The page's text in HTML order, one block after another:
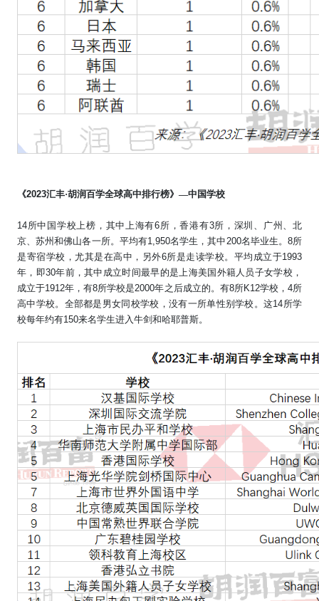
《2023汇丰·胡润百学全球高中排行榜》—中国学校
14所中国学校上榜，其中上海有6所，香港有3所，深圳、广州、北
京、苏州和佛山各一所。平均有1,950名学生，其中200名毕业生。 8所
是寄宿学校，尤其是在高中，另外6所是走读学校。平均成立于1993
年，即30年前，其中成立时间最早的是上海美国外籍人员子女学校，
成立于1912年，有8所学校是2000年之后成立的。有8所K12学校，4所
高中学校。全部都是男女同校学校，没有一所单性别学校。这14所学
校每年约有150来名学生进入牛剑和哈耶普斯。